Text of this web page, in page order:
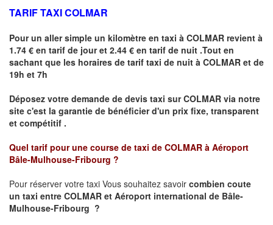
TARIF TAXI COLMAR
Pour un aller simple un kilomètre en taxi à COLMAR revient à
1.74 € en tarif de jour et 2.44 € en tarif de nuit .Tout en
sachant que les horaires de tarif taxi de nuit à COLMAR et de
19h et 7h
Déposez votre demande de devis taxi surCOLMAR via notre
site c'est la garantie de bénéficier d'un prix fixe, transparent
et compétitif .
Quel tarif pour une course de taxi de COLMAR à Aéroport
Bâle-Mulhouse-Fribourg ?
Pour réserver votre taxi Vous souhaitez savoir combien coute
un taxi entre COLMAR et Aéroport international de Bâle-
Mulhouse-Fribourg ?